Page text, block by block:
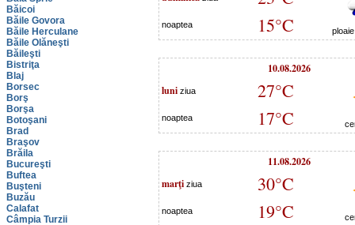
Băicoi
Băile Govora
Băile Herculane
Băile Olăneşti
Băileşti
Bistriţa
Blaj
Borsec
Borş
Borşa
Botoşani
Brad
Braşov
Brăila
Bucureşti
Buftea
Buşteni
Buzău
Calafat
Câmpia Turzii
noaptea 15°C
10.08.2026
luni ziua 27°C
noaptea 17°C
11.08.2026
marţi ziua 30°C
noaptea 19°C